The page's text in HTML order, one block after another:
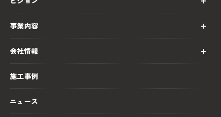
事業内容
会社情報
施工事例
ニュース